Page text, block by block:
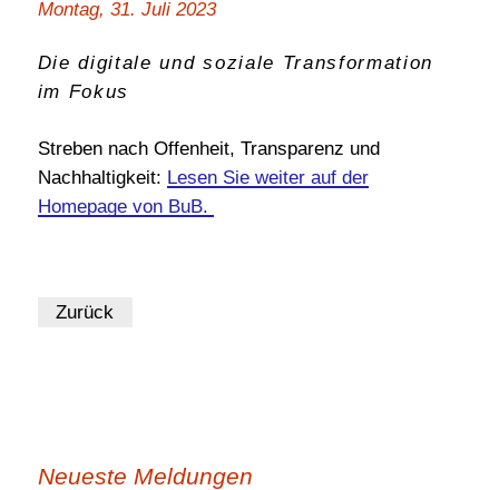
Arbeitsgruppen
BI-International
Schwerpunktthemen
Publikationen
Satzung, AGBs etc.
Geschichte
Montag, 31. Juli 2023
Die digitale und soziale Transformation
im Fokus
Streben nach Offenheit, Transparenz und
Nachhaltigkeit: Lesen Sie weiter auf der
Homepage von BuB.
Zurück
Neueste Meldungen